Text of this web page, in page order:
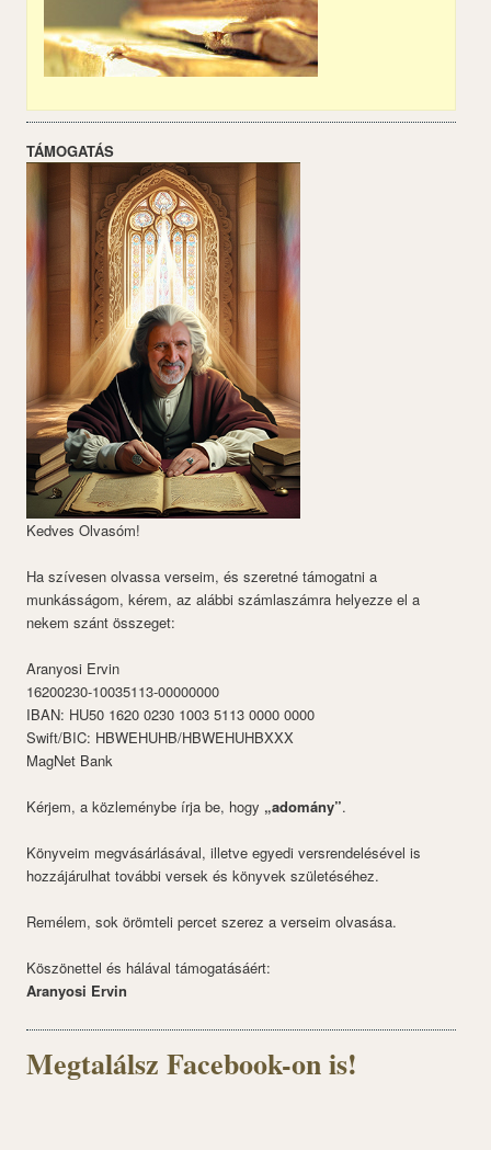
TÁMOGATÁS
Kedves Olvasóm!
Ha szívesen olvassa verseim, és szeretné támogatni a
munkásságom, kérem, az alábbi számlaszámra helyezze el a
nekem szánt összeget:
Aranyosi Ervin
16200230-10035113-00000000
IBAN: HU50 1620 0230 1003 5113 0000 0000
Swift/BIC: HBWEHUHB/HBWEHUHBXXX
MagNet Bank
Kérjem, a közleménybe írja be, hogy „adomány”.
Könyveim megvásárlásával, illetve egyedi versrendelésével is
hozzájárulhat további versek és könyvek születéséhez.
Remélem, sok örömteli percet szerez a verseim olvasása.
Köszönettel és hálával támogatásáért:
Aranyosi Ervin
Megtalálsz Facebook-on is!